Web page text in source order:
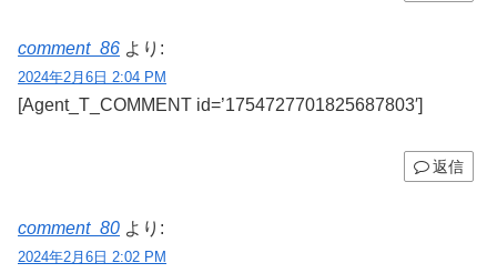
comment_86 より:
2024年2月6日 2:04 PM
[Agent_T_COMMENT id=’1754727701825687803′]
返信
comment_80 より:
2024年2月6日 2:02 PM